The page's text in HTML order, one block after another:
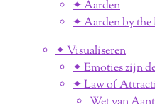
✦ Aarden
✦ Aarden by the
✦ Visualiseren
✦ Emoties zijn
✦ Law of